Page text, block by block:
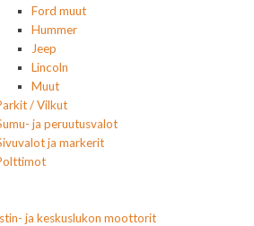
Ford muut
Hummer
Jeep
Lincoln
Muut
/ Vilkut
ja peruutusvalot
ja markerit
ja keskuslukon moottorit